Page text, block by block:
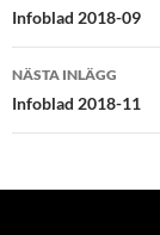
Infoblad 2018-09
NÄSTA INLÄGG
Infoblad 2018-11